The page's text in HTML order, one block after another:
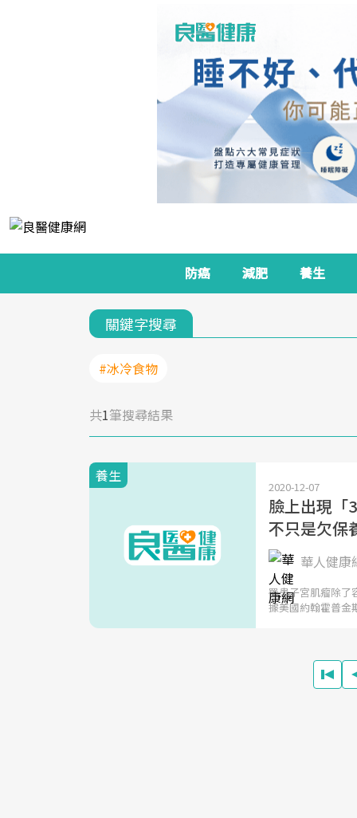
防癌 減肥 養生
關鍵字搜尋
#冰冷食物
共1筆搜尋結果
養生
2020-12-07
臉上出現「
不只是欠保
華人健康
罹患子宮肌瘤除了
據美國約翰霍普金